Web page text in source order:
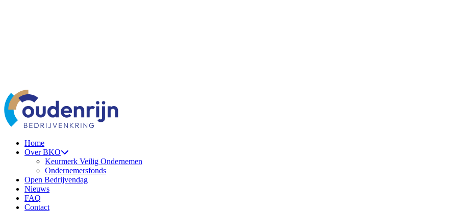
Home
Over BKO
Keurmerk Veilig Ondernemen
Ondernemersfonds
Open Bedrijvendag
Nieuws
FAQ
Contact